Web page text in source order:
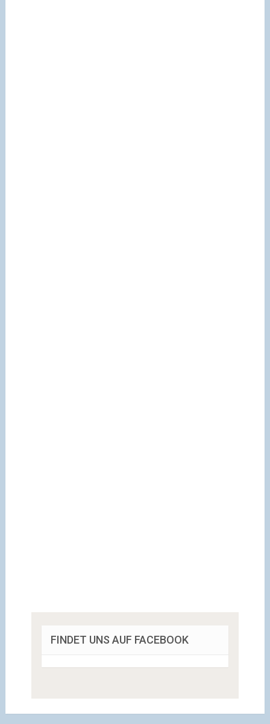
FINDET UNS AUF FACEBOOK